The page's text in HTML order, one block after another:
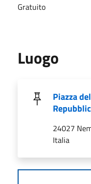
Gratuito
Luogo
Piazza
24027
Italia